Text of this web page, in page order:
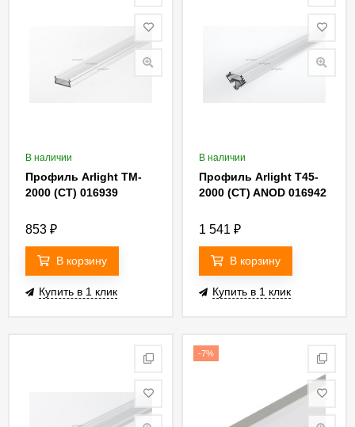
В наличии
Профиль Arlight TM-
2000 (CT) 016939
853 ₽
В корзину
Купить в 1 клик
В наличии
Профиль Arlight T45-
2000 (CT) ANOD 016942
1 541 ₽
В корзину
Купить в 1 клик
-7%